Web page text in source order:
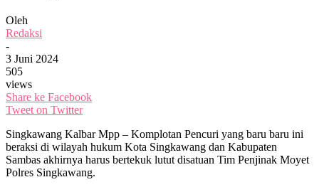
Oleh
Redaksi
-
3 Juni 2024
505
views
Share ke Facebook
Tweet on Twitter
Singkawang Kalbar Mpp – Komplotan Pencuri yang baru baru ini
beraksi di wilayah hukum Kota Singkawang dan Kabupaten
Sambas akhirnya harus bertekuk lutut disatuan Tim Penjinak Moyet
Polres Singkawang.